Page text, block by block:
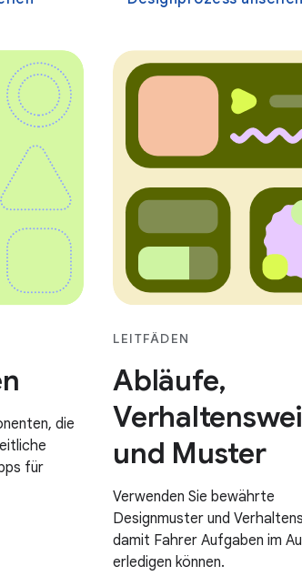
die
für
LEITFÄDEN
Abläufe,
und Muster
Verwenden Sie bewährte
Designmuster und
damit Fahrer Aufgaben im
erledigen können.